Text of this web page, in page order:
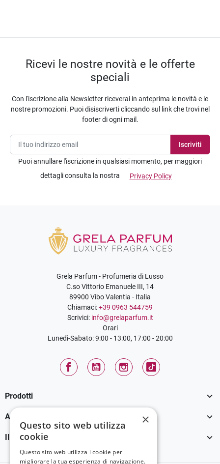
Ricevi le nostre novità e le offerte
speciali
Con l'iscrizione alla Newsletter riceverai in anteprima le novità e le
nostre promozioni. Puoi disiscriverti cliccando sul link che trovi nel
footer di ogni mail.
Puoi annullare l'iscrizione in qualsiasi momento, per maggiori
dettagli consulta la nostra
Privacy Policy
Grela Parfum - Profumeria di Lusso
C.so Vittorio Emanuele III, 14
89900 Vibo Valentia - Italia
Chiamaci:+39 0963 544759
Scrivici: info@grelaparfum.it
Orari
Lunedì-Sabato: 9:00 - 13:00, 17:00 - 20:00
FacebookYouTube InstagramTikTok
Prodotti 
Assistenza Clienti 
Il tuo account 
×
Questo sito web utilizza
cookie
Questo sito web utilizza i cookie per
migliorare la tua esperienza di navigazione.